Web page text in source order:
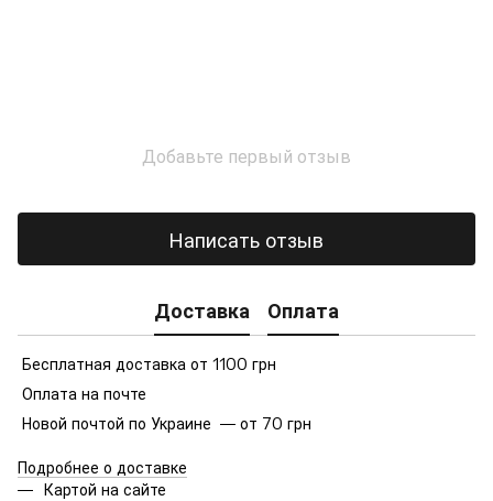
Добавьте первый отзыв
Написать отзыв
Доставка Оплата
Бесплатная доставка от 1100 грн
Оплата на почте
Новой почтой по Украине — от 70 грн
Подробнее о доставке
Картой на сайте